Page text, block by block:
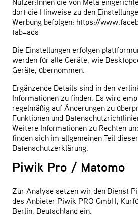
dort die Hinweise zu den
Werbung befolgen: https://
tab=ads
Die Einstellungen erfolgen
werden für alle Geräte, wie
Geräte, übernommen.
Ergänzende Details sind in den
Informationen zu finden. Es wird
regelmäßig auf Änderungen zu
Funktionen und
Weitere Informationen zu Rechten
finden sich im allgemeinen Teil dieser
Datenschutzerklärung.
Piwik Pro / Matomo
Zur Analyse setzen wir den Dienst
des Anbieter Piwik PRO GmbH,
Berlin, Deutschland ein.